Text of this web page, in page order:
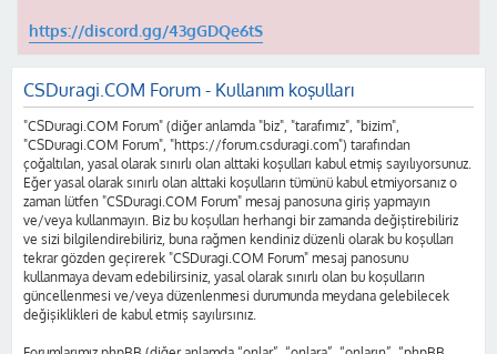
https://discord.gg/43gGDQe6tS
CSDuragi.COM Forum - Kullanım koşulları
"CSDuragi.COM Forum" (diğer anlamda "biz", "tarafımız", "bizim",
"CSDuragi.COM Forum", "https://forum.csduragi.com") tarafından
çoğaltılan, yasal olarak sınırlı olan alttaki koşulları kabul etmiş sayılıyorsunuz.
Eğer yasal olarak sınırlı olan alttaki koşulların tümünü kabul etmiyorsanız o
zaman lütfen "CSDuragi.COM Forum" mesaj panosuna giriş yapmayın
ve/veya kullanmayın. Biz bu koşulları herhangi bir zamanda değiştirebiliriz
ve sizi bilgilendirebiliriz, buna rağmen kendiniz düzenli olarak bu koşulları
tekrar gözden geçirerek "CSDuragi.COM Forum" mesaj panosunu
kullanmaya devam edebilirsiniz, yasal olarak sınırlı olan bu koşulların
güncellenmesi ve/veya düzenlenmesi durumunda meydana gelebilecek
değişiklikleri de kabul etmiş sayılırsınız.